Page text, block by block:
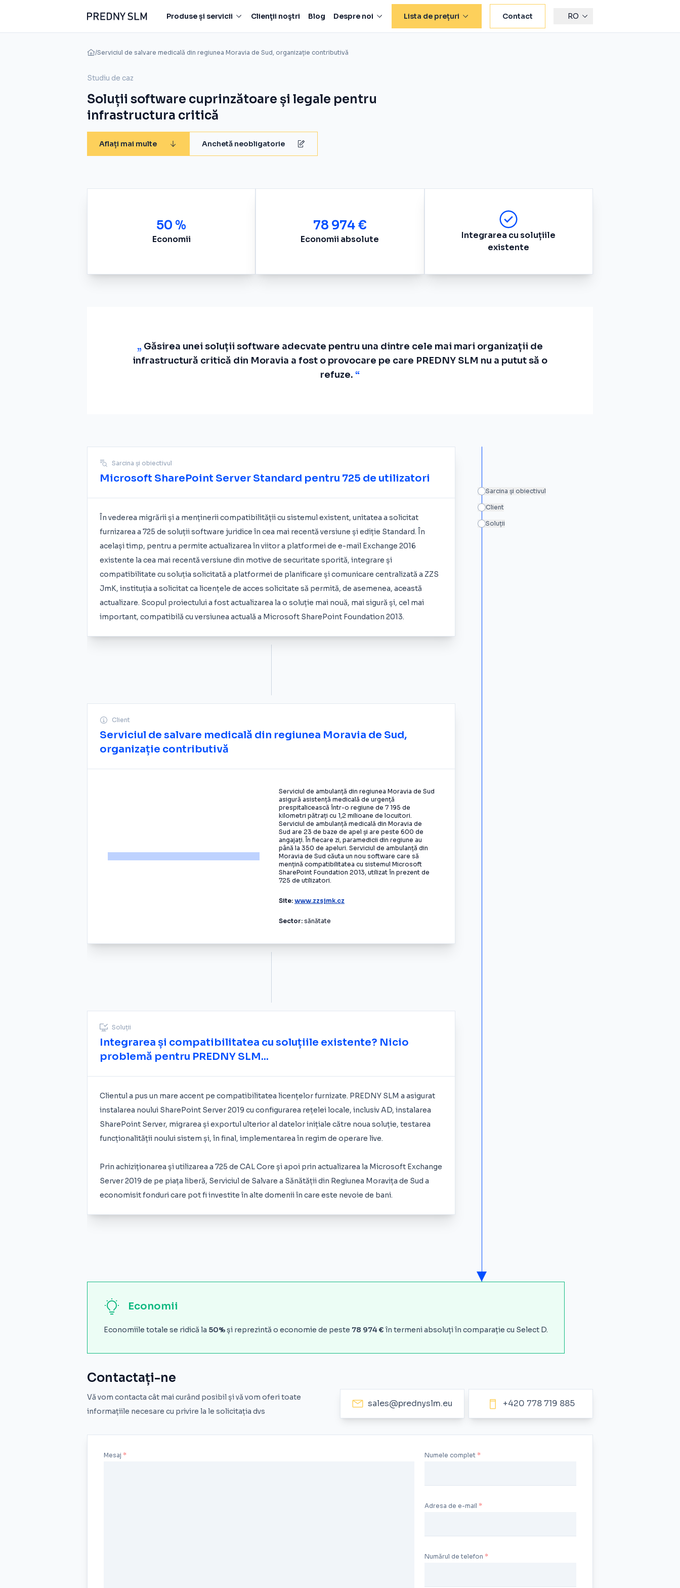
Produse și servicii Clienţii noştri Blog Despre noi Lista de prețuri Contact RO
/Serviciul de salvare medicală din regiunea Moravia de Sud, organizație contributivă
Studiu de caz
Soluții software cuprinzătoare și legale pentru
infrastructura critică
Aflați mai multe Anchetă neobligatorie
50 %
Economii
78 974 €
Economii absolute
Integrarea cu soluțiile
existente
„ Găsirea unei soluții software adecvate pentru una dintre cele mai mari organizații de
infrastructură critică din Moravia a fost o provocare pe care PREDNY SLM nu a putut să o
refuze. “
Sarcina și obiectivul
Microsoft SharePoint Server Standard pentru 725 de utilizatori
În vederea migrării și a menținerii compatibilității cu sistemul existent, unitatea a solicitat
furnizarea a 725 de soluții software juridice în cea mai recentă versiune și ediție Standard. În
același timp, pentru a permite actualizarea în viitor a platformei de e-mail Exchange 2016
existente la cea mai recentă versiune din motive de securitate sporită, integrare și
compatibilitate cu soluția solicitată a platformei de planificare și comunicare centralizată a ZZS
JmK, instituția a solicitat ca licențele de acces solicitate să permită, de asemenea, această
actualizare. Scopul proiectului a fost actualizarea la o soluție mai nouă, mai sigură și, cel mai
important, compatibilă cu versiunea actuală a Microsoft SharePoint Foundation 2013.
Client
Serviciul de salvare medicală din regiunea Moravia de Sud,
organizație contributivă
Serviciul de ambulanță din regiunea Moravia de Sud
asigură asistență medicală de urgență
prespitalicească într-o regiune de 7 195 de
kilometri pătrați cu 1,2 milioane de locuitori.
Serviciul de ambulanță medicală din Moravia de
Sud are 23 de baze de apel și are peste 600 de
angajați. În fiecare zi, paramedicii din regiune au
până la 350 de apeluri. Serviciul de ambulanță din
Moravia de Sud căuta un nou software care să
mențină compatibilitatea cu sistemul Microsoft
SharePoint Foundation 2013, utilizat în prezent de
725 de utilizatori.
Site: www.zzsjmk.cz
Sector: sănătate
Soluții
Integrarea și compatibilitatea cu soluțiile existente? Nicio
problemă pentru PREDNY SLM...
Clientul a pus un mare accent pe compatibilitatea licențelor furnizate. PREDNY SLM a asigurat
instalarea noului SharePoint Server 2019 cu configurarea rețelei locale, inclusiv AD, instalarea
SharePoint Server, migrarea și exportul ulterior al datelor inițiale către noua soluție, testarea
funcționalității noului sistem și, în final, implementarea în regim de operare live.
Prin achiziționarea și utilizarea a 725 de CAL Core și apoi prin actualizarea la Microsoft Exchange
Server 2019 de pe piața liberă, Serviciul de Salvare a Sănătății din Regiunea Moravița de Sud a
economisit fonduri care pot fi investite în alte domenii în care este nevoie de bani.
Sarcina și obiectivul
Client
Soluții
Economii
Economiile totale se ridică la 50%și reprezintă o economie de peste 78 974 € în termeni absoluți în comparație cu Select D.
Contactați-ne
Vă vom contacta cât mai curând posibil și vă vom oferi toate
informațiile necesare cu privire la le solicitația dvs
sales@prednyslm.eu +420 778 719 885
Mesaj Numele complet
Adresa de e-mail
Numărul de telefon